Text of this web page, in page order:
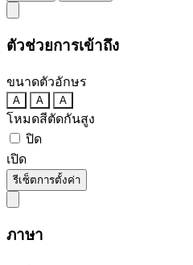
ตัวช่วยการเข้าถึง
ขนาดตัวอักษร
A A A
โหมดสีตัดกันสูง
ปิด
เปิด
รีเซ็ตการตั้งค่า
ภาษา